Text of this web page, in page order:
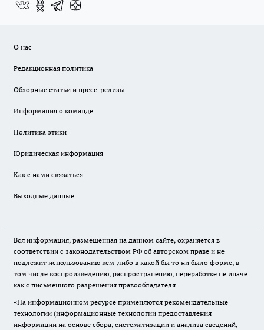
О нас
Редакционная политика
Обзорные статьи и пресс-релизы
Информация о команде
Политика этики
Юридическая информация
Как с нами связаться
Выходные данные
Вся информация, размещенная на данном сайте, охраняется в
соответствии с законодательством РФ об авторском праве и не
подлежит использованию кем-либо в какой бы то ни было форме, в
том числе воспроизведению, распространению, переработке не иначе
как с письменного разрешения правообладателя.
«На информационном ресурсе применяются рекомендательные
технологии (информационные технологии предоставления
информации на основе сбора, систематизации и анализа сведений,